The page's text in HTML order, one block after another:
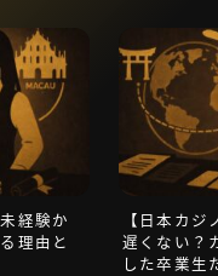
経験か
理由と
【日本カジ
遅くない？
した卒業生